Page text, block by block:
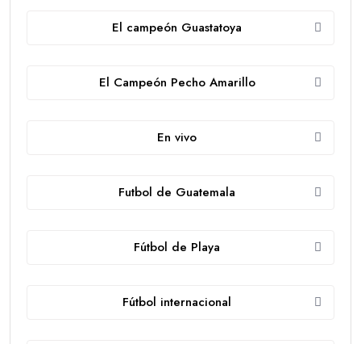
El campeón Guastatoya
El Campeón Pecho Amarillo
En vivo
Futbol de Guatemala
Fútbol de Playa
Fútbol internacional